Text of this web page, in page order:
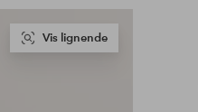
Vis lignende